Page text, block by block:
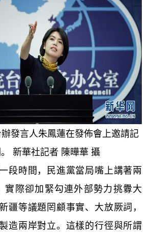
發言人朱鳳蓮在發佈會上邀請記
新華社記者 陳曄華 攝
時間，民進黨當局嘴上講著兩
實際卻加緊勾連外部勢力挑釁大
疆等議題罔顧事實、大放厥詞，
造兩岸對立。這樣的行徑與所謂